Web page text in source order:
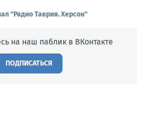
"Радио Таврия. Херсон"
на наш паблик в ВКонтакте
ПОДПИСАТЬСЯ